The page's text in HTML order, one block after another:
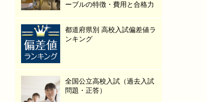
ーブルの特徴・費用と合格力
都道府県別 高校入試偏差値ラ
ンキング
全国公立高校入試（過去入試
問題・正答）